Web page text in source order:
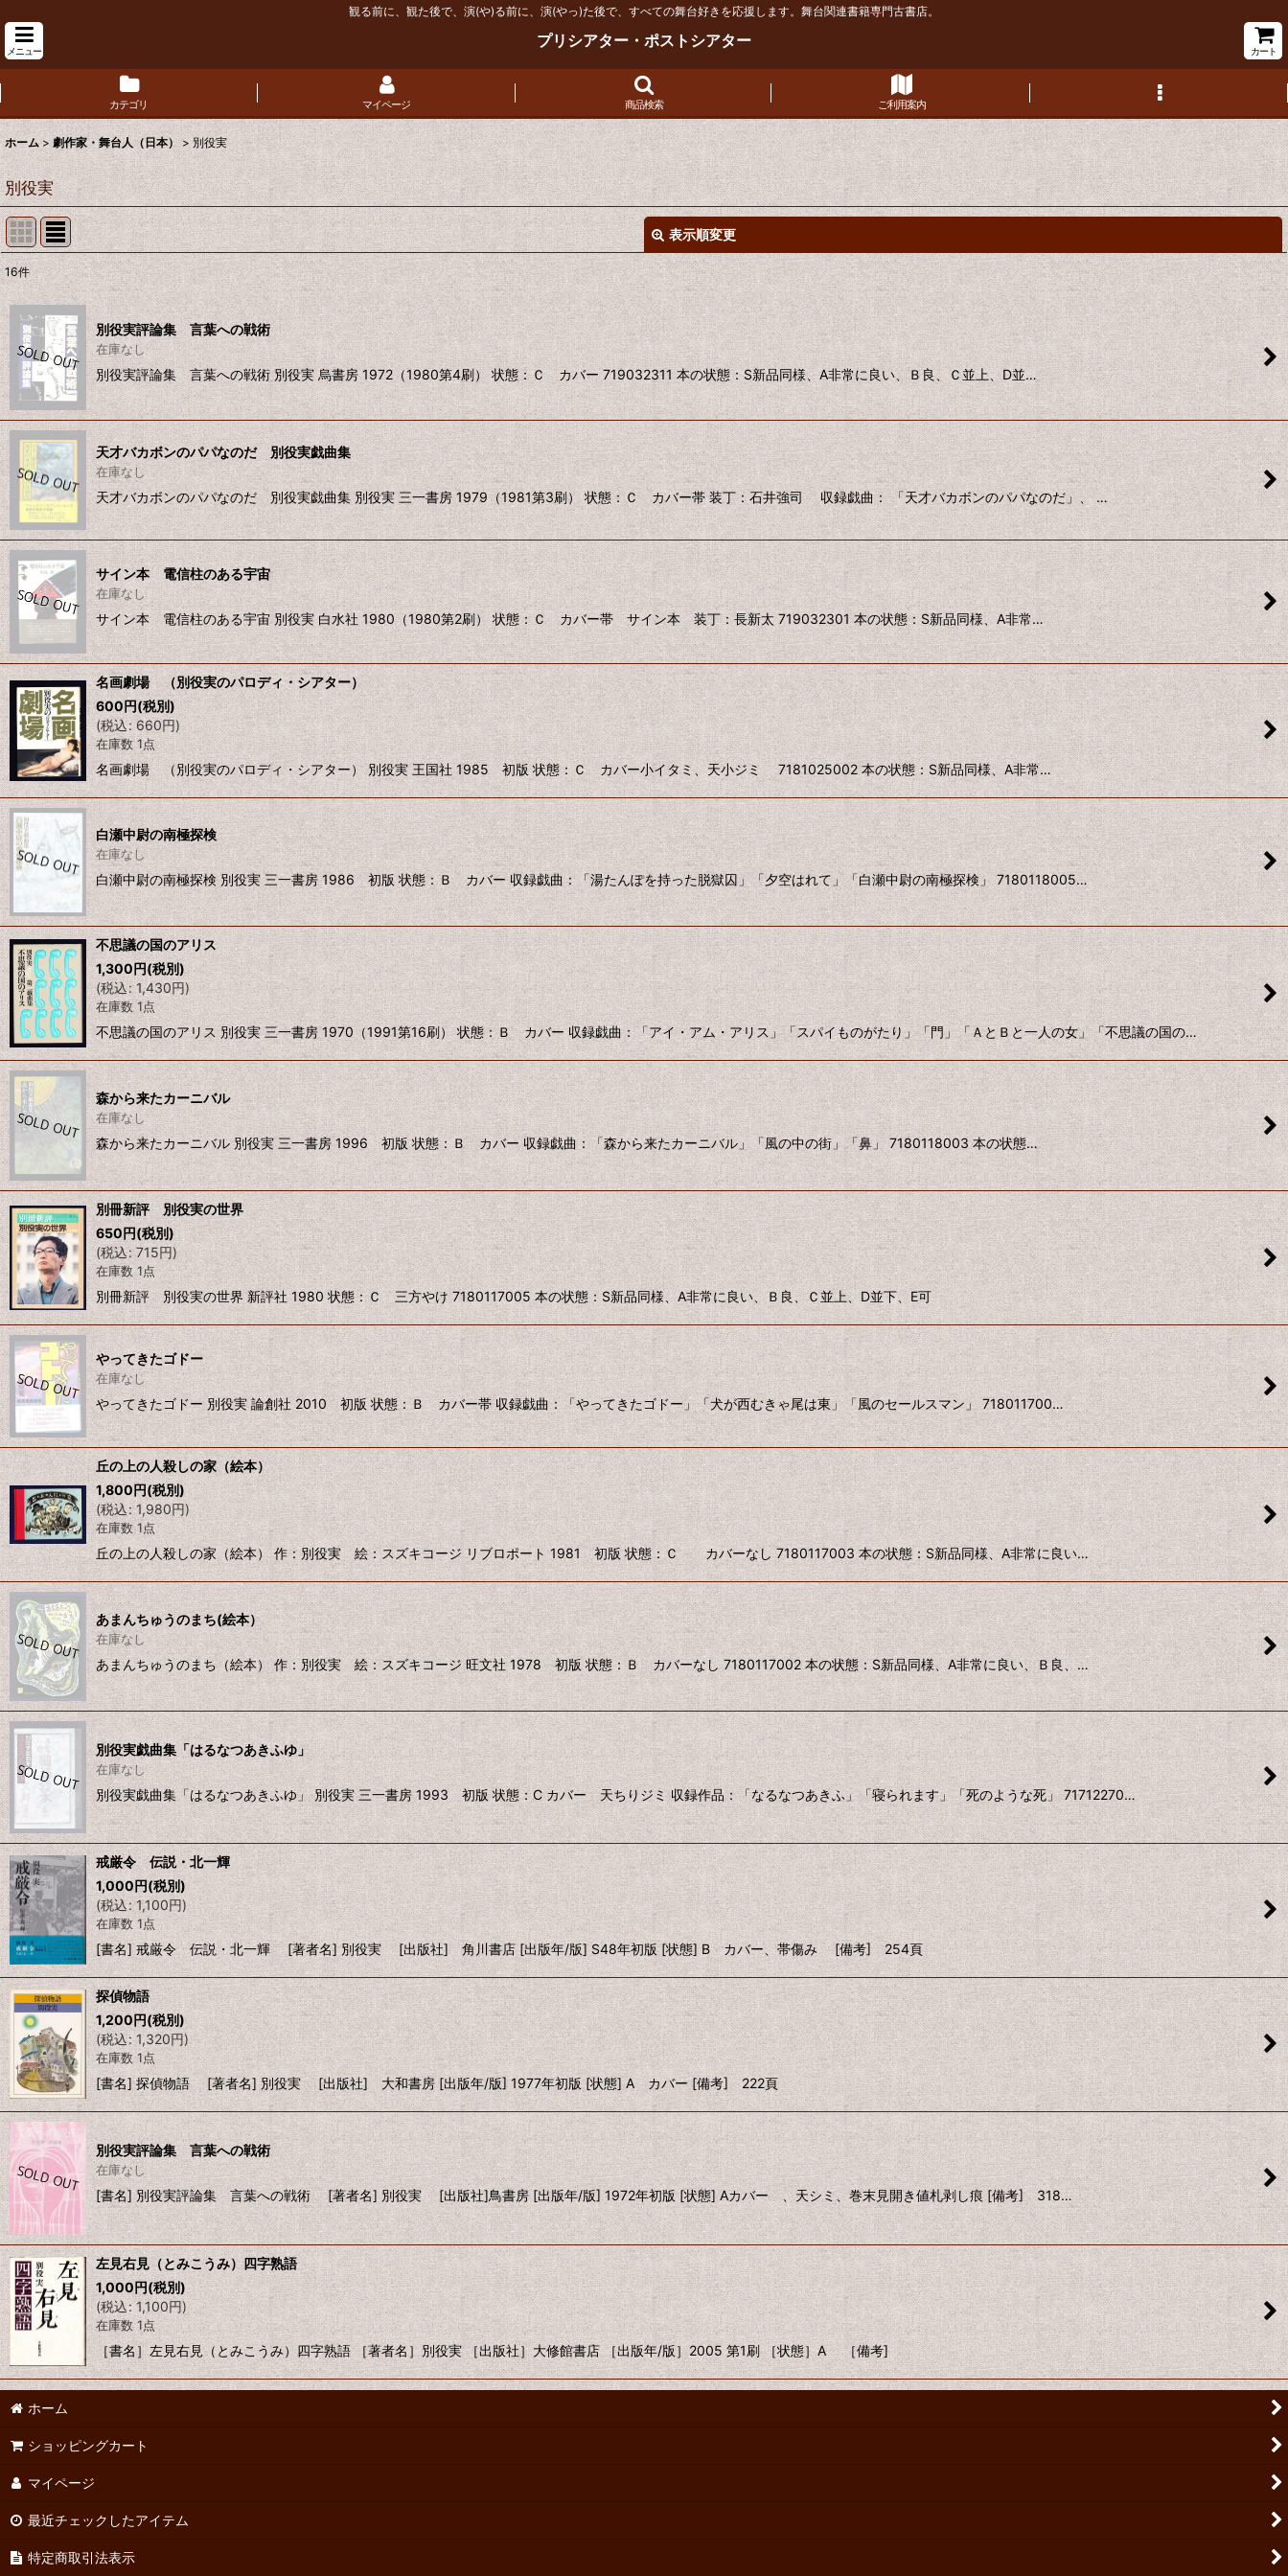
観る前に、観た後で、演(や)る前に、演(やっ)た後で、すべての舞台好きを応援します。舞台関連書籍専門古書店。
メニュー
プリシアター・ポストシアター
カート
カテゴリ マイページ 商品検索 ご利用案内
ホーム > 劇作家・舞台人（日本） > 別役実
別役実
表示順変更
表示数:
並び順 :
絞り込む
16件
別役実評論集 言葉への戦術
在庫なし
別役実評論集 言葉への戦術 別役実 烏書房 1972（1980第4刷） 状態：Ｃ カバー 719032311 本の状態：S新品同様、A非常に良い、Ｂ良、Ｃ並上、D並…
天才バカボンのパパなのだ 別役実戯曲集
在庫なし
天才バカボンのパパなのだ 別役実戯曲集 別役実 三一書房 1979（1981第3刷） 状態：Ｃ カバー帯 装丁：石井強司 収録戯曲： 「天才バカボンのパパなのだ」、 …
サイン本 電信柱のある宇宙
在庫なし
サイン本 電信柱のある宇宙 別役実 白水社 1980（1980第2刷） 状態：Ｃ カバー帯 サイン本 装丁：長新太 719032301 本の状態：S新品同様、A非常…
名画劇場 （別役実のパロディ・シアター）
600円(税別)
(税込: 660円)
在庫数 1点
名画劇場 （別役実のパロディ・シアター） 別役実 王国社 1985 初版 状態：Ｃ カバー小イタミ、天小ジミ 7181025002 本の状態：S新品同様、A非常…
白瀬中尉の南極探検
在庫なし
白瀬中尉の南極探検 別役実 三一書房 1986 初版 状態：Ｂ カバー 収録戯曲：「湯たんぽを持った脱獄囚」「夕空はれて」「白瀬中尉の南極探検」 7180118005…
不思議の国のアリス
1,300円(税別)
(税込: 1,430円)
在庫数 1点
不思議の国のアリス 別役実 三一書房 1970（1991第16刷） 状態：Ｂ カバー 収録戯曲：「アイ・アム・アリス」「スパイものがたり」「門」「ＡとＢと一人の女」「不思議の国の…
森から来たカーニバル
在庫なし
森から来たカーニバル 別役実 三一書房 1996 初版 状態：Ｂ カバー 収録戯曲：「森から来たカーニバル」「風の中の街」「鼻」 7180118003 本の状態…
別冊新評 別役実の世界
650円(税別)
(税込: 715円)
在庫数 1点
別冊新評 別役実の世界 新評社 1980 状態：Ｃ 三方やけ 7180117005 本の状態：S新品同様、A非常に良い、Ｂ良、Ｃ並上、D並下、E可
やってきたゴドー
在庫なし
やってきたゴドー 別役実 論創社 2010 初版 状態：Ｂ カバー帯 収録戯曲：「やってきたゴドー」「犬が西むきゃ尾は東」「風のセールスマン」 718011700…
丘の上の人殺しの家（絵本）
1,800円(税別)
(税込: 1,980円)
在庫数 1点
丘の上の人殺しの家（絵本） 作：別役実 絵：スズキコージ リブロポート 1981 初版 状態：Ｃ カバーなし 7180117003 本の状態：S新品同様、A非常に良い…
あまんちゅうのまち(絵本）
在庫なし
あまんちゅうのまち（絵本） 作：別役実 絵：スズキコージ 旺文社 1978 初版 状態：Ｂ カバーなし 7180117002 本の状態：S新品同様、A非常に良い、Ｂ良、…
別役実戯曲集「はるなつあきふゆ」
在庫なし
別役実戯曲集「はるなつあきふゆ」 別役実 三一書房 1993 初版 状態：C カバー 天ちりジミ 収録作品：「なるなつあきふ」「寝られます」「死のような死」 71712270…
戒厳令 伝説・北一輝
1,000円(税別)
(税込: 1,100円)
在庫数 1点
[書名] 戒厳令 伝説・北一輝 [著者名] 別役実 [出版社] 角川書店 [出版年/版] S48年初版 [状態] B カバー、帯傷み [備考] 254頁
探偵物語
1,200円(税別)
(税込: 1,320円)
在庫数 1点
[書名] 探偵物語 [著者名] 別役実 [出版社] 大和書房 [出版年/版] 1977年初版 [状態] A カバー [備考] 222頁
別役実評論集 言葉への戦術
在庫なし
[書名] 別役実評論集 言葉への戦術 [著者名] 別役実 [出版社]鳥書房 [出版年/版] 1972年初版 [状態] Aカバー 、天シミ、巻末見開き値札剥し痕 [備考] 318…
左見右見（とみこうみ）四字熟語
1,000円(税別)
(税込: 1,100円)
在庫数 1点
［書名］左見右見（とみこうみ）四字熟語 ［著者名］別役実 ［出版社］大修館書店 ［出版年/版］2005 第1刷 ［状態］A ［備考]
ホーム
ショッピングカート
マイページ
最近チェックしたアイテム
特定商取引法表示